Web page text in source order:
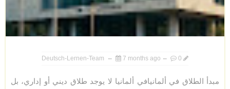
Deutsch-Lernen-Team 7 months ago 0
مبدأ الطلاق في ألمانيافي ألمانيا لا يوجد طلاق ديني أو إداري، بل